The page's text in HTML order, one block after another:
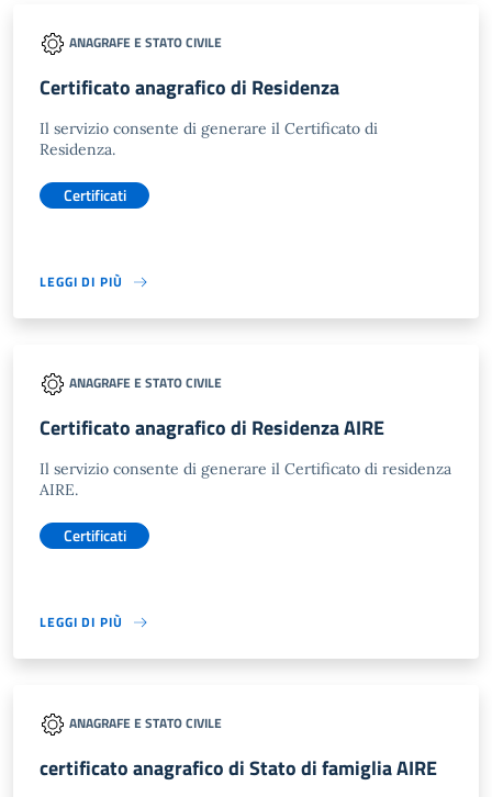
ANAGRAFE E STATO CIVILE
Certificato anagrafico di Residenza
Il servizio consente di generare il Certificato di
Residenza.
Certificati
LEGGI DI PIÙ
ANAGRAFE E STATO CIVILE
Certificato anagrafico di Residenza AIRE
Il servizio consente di generare il Certificato di residenza
AIRE.
Certificati
LEGGI DI PIÙ
ANAGRAFE E STATO CIVILE
certificato anagrafico di Stato di famiglia AIRE